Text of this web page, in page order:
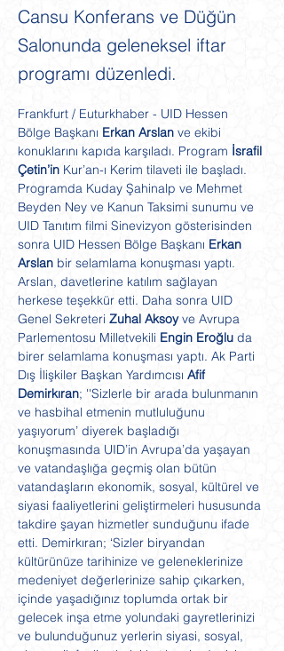
Cansu Konferans ve Düğün
Salonunda geleneksel iftar
programı düzenledi.
Frankfurt / Euturkhaber - UID Hessen
Bölge Başkanı Erkan Arslan ve ekibi
konuklarını kapıda karşıladı. Program İsrafil
Çetin’in Kur’an-ı Kerim tilaveti ile başladı.
Programda Kuday Şahinalp ve Mehmet
Beyden Ney ve Kanun Taksimi sunumu ve
UID Tanıtım filmi Sinevizyon gösterisinden
sonra UID Hessen Bölge Başkanı Erkan
Arslan bir selamlama konuşması yaptı.
Arslan, davetlerine katılım sağlayan
herkese teşekkür etti. Daha sonra UID
Genel Sekreteri Zuhal Aksoy ve Avrupa
Parlementosu Milletvekili Engin Eroğlu da
birer selamlama konuşması yaptı. Ak Parti
Dış İlişkiler Başkan Yardımcısı Afif
Demirkıran; ''Sizlerle bir arada bulunmanın
ve hasbihal etmenin mutluluğunu
yaşıyorum’ diyerek başladığı
konuşmasında UID’in Avrupa’da yaşayan
ve vatandaşlığa geçmiş olan bütün
vatandaşların ekonomik, sosyal, kültürel ve
siyasi faaliyetlerini geliştirmeleri hususunda
takdire şayan hizmetler sunduğunu ifade
etti. Demirkıran; ‘Sizler biryandan
kültürünüze tarihinize ve geleneklerinize
medeniyet değerlerinize sahip çıkarken,
içinde yaşadığınız toplumda ortak bir
gelecek inşa etme yolundaki gayretlerinizi
ve bulunduğunuz yerlerin siyasi, sosyal,